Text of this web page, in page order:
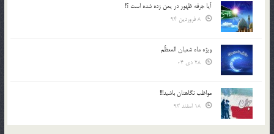
آیا جرقه ظهور در یمن زده شده است ؟!
ویژه ماه شعبان المعظّم
مواظب نگاهتان باشید!!!